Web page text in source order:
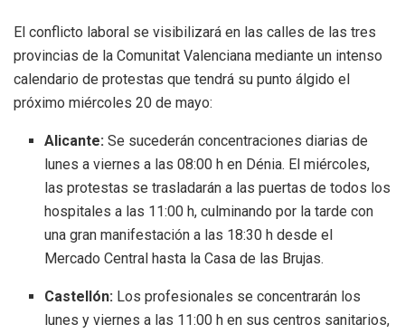
El conflicto laboral se visibilizará en las calles de las tres
provincias de la Comunitat Valenciana mediante un intenso
calendario de protestas que tendrá su punto álgido el
próximo miércoles 20 de mayo:
Alicante: Se sucederán concentraciones diarias de
lunes a viernes a las 08:00 h en Dénia. El miércoles,
las protestas se trasladarán a las puertas de todos los
hospitales a las 11:00 h, culminando por la tarde con
una gran manifestación a las 18:30 h desde el
Mercado Central hasta la Casa de las Brujas.
Castellón: Los profesionales se concentrarán los
lunes y viernes a las 11:00 h en sus centros sanitarios,